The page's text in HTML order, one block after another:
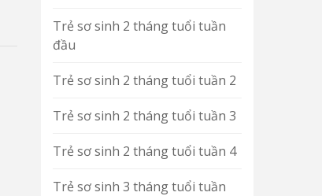
Trẻ sơ sinh 2 tháng tuổi tuần
đầu
Trẻ sơ sinh 2 tháng tuổi tuần 2
Trẻ sơ sinh 2 tháng tuổi tuần 3
Trẻ sơ sinh 2 tháng tuổi tuần 4
Trẻ sơ sinh 3 tháng tuổi tuần